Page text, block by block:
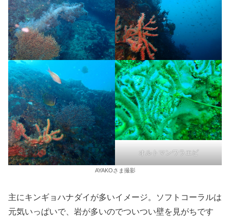
オルトマンワラエビ
AYAKOさま撮影
主にキンギョハナダイが多いイメージ。ソフトコーラルは
元気いっぱいで、岩が多いのでついつい壁を見がちです